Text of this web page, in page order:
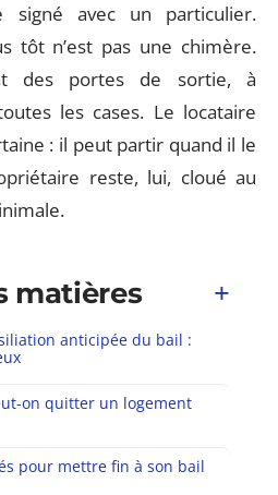
signé avec un particulier.
tôt n’est pas une chimère.
des portes de sortie, à
les cases. Le locataire
: il peut partir quand il le
reste, lui, cloué au
matières
anticipée du bail :
on quitter un logement
pour mettre fin à son bail